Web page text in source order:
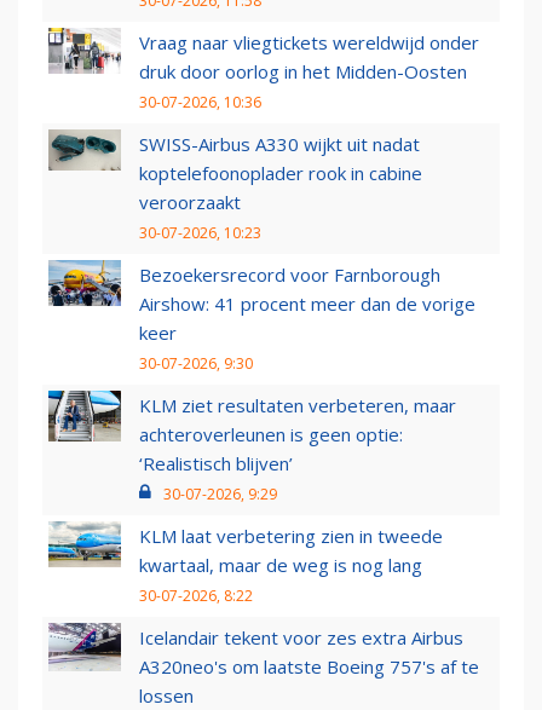
Vraag naar vliegtickets wereldwijd onder
druk door oorlog in het Midden-Oosten
30-07-2026, 10:36
SWISS-Airbus A330 wijkt uit nadat
koptelefoonoplader rook in cabine
veroorzaakt
30-07-2026, 10:23
Bezoekersrecord voor Farnborough
Airshow: 41 procent meer dan de vorige
keer
30-07-2026, 9:30
KLM ziet resultaten verbeteren, maar
achteroverleunen is geen optie:
‘Realistisch blijven’
30-07-2026, 9:29
KLM laat verbetering zien in tweede
kwartaal, maar de weg is nog lang
30-07-2026, 8:22
Icelandair tekent voor zes extra Airbus
A320neo's om laatste Boeing 757's af te
lossen